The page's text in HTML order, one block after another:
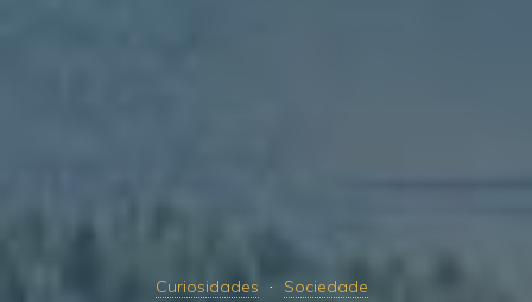
Curiosidades Sociedade